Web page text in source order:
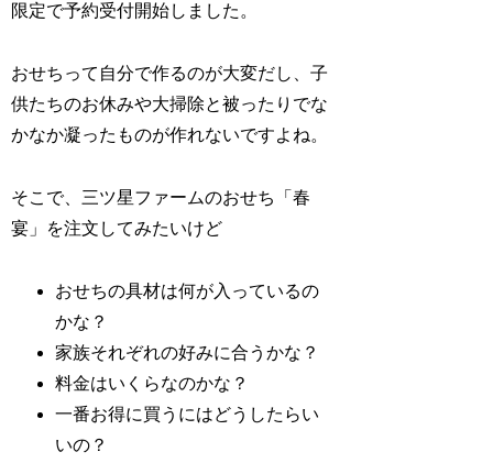
限定で予約受付開始しました。
おせちって自分で作るのが大変だし、子
供たちのお休みや大掃除と被ったりでな
かなか凝ったものが作れないですよね。
そこで、三ツ星ファームのおせち「春
宴」を注文してみたいけど
おせちの具材は何が入っているの
かな？
家族それぞれの好みに合うかな？
料金はいくらなのかな？
一番お得に買うにはどうしたらい
いの？